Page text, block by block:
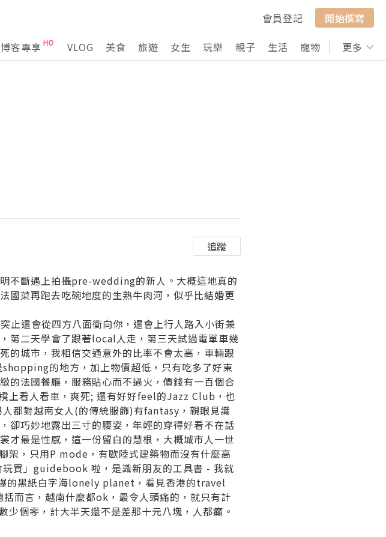
會員登記
開始撰寫
博客專享 VLOG 美食 旅遊 女生 玩樂 親子 生活 寵物 行山 打卡
更多
追蹤
不斷遇上拍攝pre-wedding的新人。大概這地真的
國菜再跑去吃碗地度的生熟牛肉河，似乎比結婚更
止還會從四方八面衝向你，還會上行人路入小街兼
第二天學會了跟著local人走，第三天試過電單車幾
的城市，我相信交通意外的比率不會太高，車輛跟
shopping的地方，加上物價超低 ，只有吃多了好東
的法國餐廳，服務貼心而不過火，價錢有一百個合
上看人看車，爽死; 還有好好feel的Jazz Club，也
人都對越南女人(的傳統服飾)有fantasy，親眼見識
卻巧妙地露出三寸的腰姿， 年輕的穿得好看不在話
才最是性感，這一份留白的慧根 ，大概城市人一世
架， 只用P mode，有歐陸式建築物而沒有什麼高
玩買」guidebook 啦，是識新朋友的工具書 - 我就
的黑紙白字海lonely planet，看見香港的travel
括而言，越南什麼都ok，最令人頭痛的，就只有計
少個零 ，計大半天還不是差那十元八塊，人都癲。